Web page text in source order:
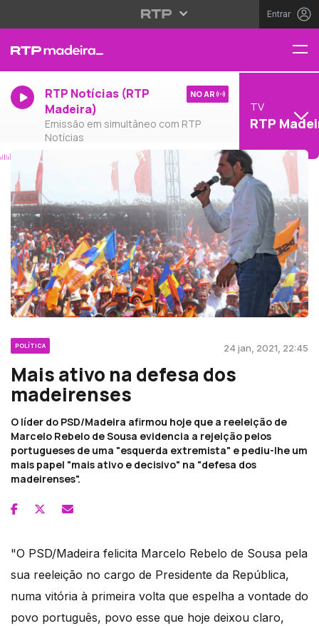
Entrar
RTP Notícias (RTP
Madeira)
Emissão em simultâneo com RTP
Notícias
NO AR
TV
RTP
POLÍTICA 24 jan, 2021, 22:45
Mais ativo na defesa dos
madeirenses
O líder do PSD/Madeira afirmou hoje que a reeleição de
Marcelo Rebelo de Sousa evidencia a rejeição pelos
portugueses de uma "esquerda extremista" e pediu-lhe um
mais papel "mais ativo e decisivo" na "defesa dos
madeirenses".
"O PSD/Madeira felicita Marcelo Rebelo de Sousa pela
sua reeleição no cargo de Presidente da República,
numa vitória à primeira volta que espelha a vontade do
povo português, povo esse que hoje deixou claro,